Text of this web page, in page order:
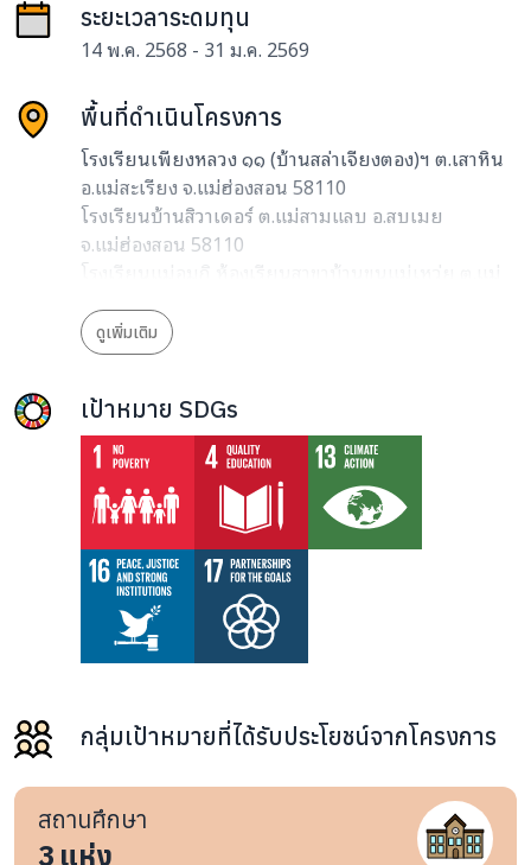
ระยะเวลาระดมทุน
14 พ.ค. 2568 - 31 ม.ค. 2569
พื้นที่ดำเนินโครงการ
โรงเรียนเพียงหลวง ๑๑ (บ้านสล่าเจียงตอง)ฯ ต.เสาหิน
อ.แม่สะเรียง จ.แม่ฮ่องสอน 58110
โรงเรียนบ้านสิวาเดอร์ ต.แม่สามแลบ อ.สบเมย
จ.แม่ฮ่องสอน 58110
โรงเรียนแม่อมกิ ห้องเรียนสาขาบ้านขุนแม่เหว่ย ต.แม่
ดูเพิ่มเติม
เป้าหมาย SDGs
กลุ่มเป้าหมายที่ได้รับประโยชน์จากโครงการ
สถานศึกษา
3 แห่ง